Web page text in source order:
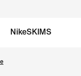
NikeSKIMS